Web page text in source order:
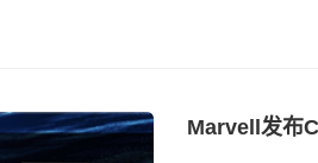
Marvell发布